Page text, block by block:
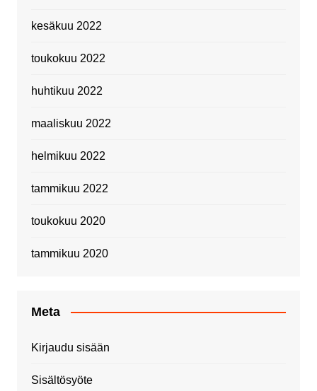
kesäkuu 2022
toukokuu 2022
huhtikuu 2022
maaliskuu 2022
helmikuu 2022
tammikuu 2022
toukokuu 2020
tammikuu 2020
Meta
Kirjaudu sisään
Sisältösyöte